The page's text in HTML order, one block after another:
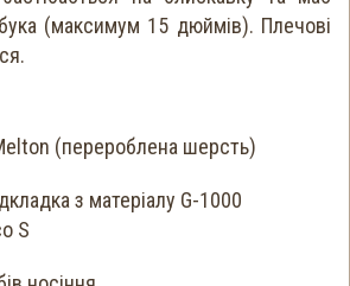
(максимум 15 дюймів). Плечові
(перероблена шерсть)
з матеріалу G-1000
S